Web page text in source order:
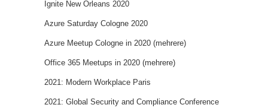
Ignite New Orleans 2020
Azure Saturday Cologne 2020
Azure Meetup Cologne in 2020 (mehrere)
Office 365 Meetups in 2020 (mehrere)
2021: Modern Workplace Paris
2021: Global Security and Compliance Conference